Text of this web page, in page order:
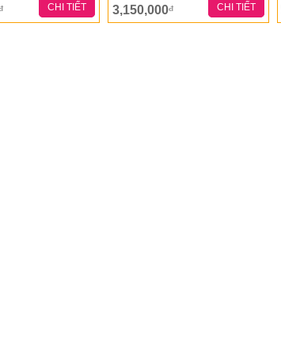
CHI TIẾT 3,150,000đ CHI TIẾT